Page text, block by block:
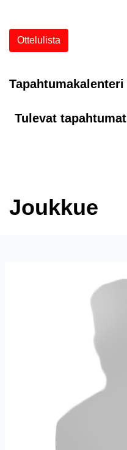
Ottelulista
Tapahtumakalenteri
Tulevat tapahtumat
Joukkue